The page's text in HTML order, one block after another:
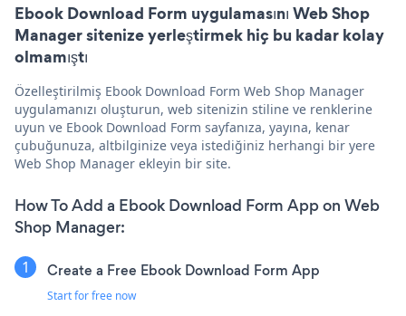
Ebook Download Form uygulamasını Web Shop
Manager sitenize yerleştirmek hiç bu kadar kolay
olmamıştı
Özelleştirilmiş Ebook Download Form Web Shop Manager
uygulamanızı oluşturun, web sitenizin stiline ve renklerine
uyun ve Ebook Download Form sayfanıza, yayına, kenar
çubuğunuza, altbilginize veya istediğiniz herhangi bir yere
Web Shop Manager ekleyin bir site.
How To Add a Ebook Download Form App on Web
Shop Manager:
Create a Free Ebook Download Form App
Start for free now